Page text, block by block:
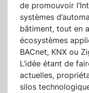
de promouvoir
systèmes
bâtiment, tout en
écosystèmes
BACnet, KNX ou
L’idée étant de
actuelles,
silos